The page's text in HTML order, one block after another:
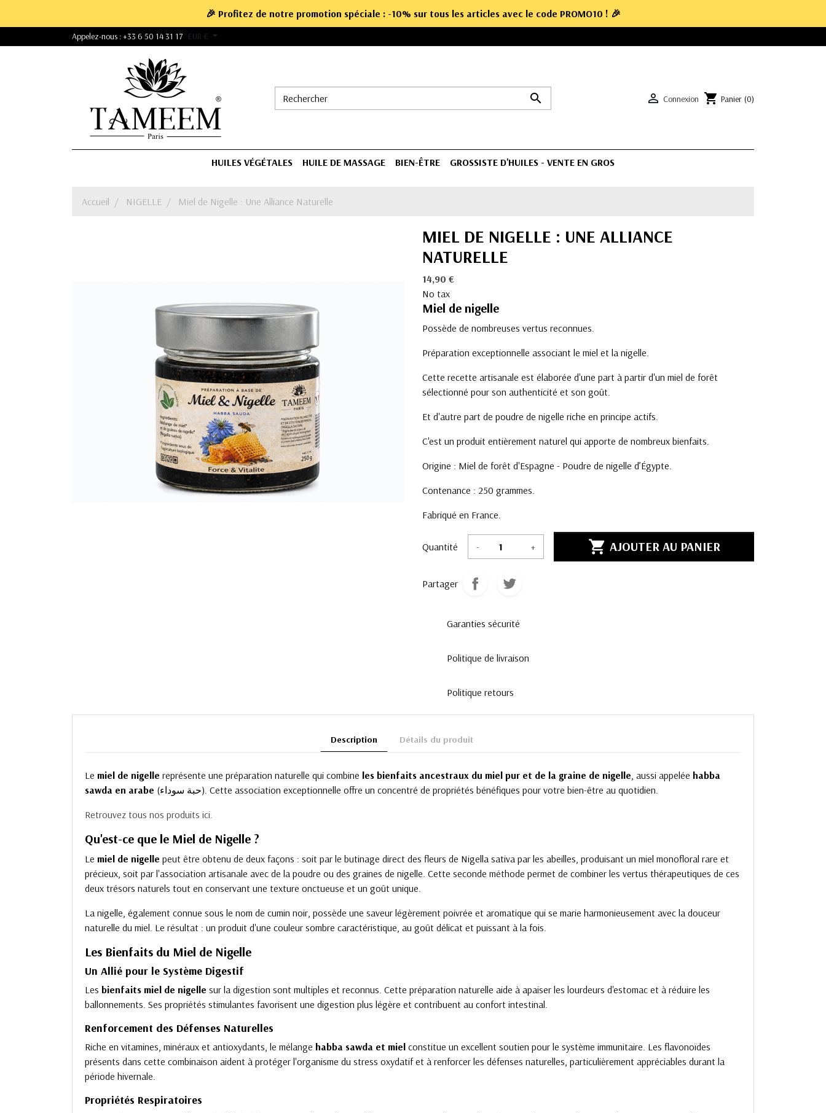
🎉 Profitez de notre promotion spéciale : -10% sur tous les articles avec le code PROMO10 ! 🎉
Appelez-nous :+33 6 50 14 31 17 EUR €
  Connexion shopping_cart Panier (0)
HUILES VÉGÉTALES HUILE DE MASSAGE BIEN-ÊTRE GROSSISTE D'HUILES - VENTE EN GROS
Accueil NIGELLE Miel de Nigelle : Une Alliance Naturelle
MIEL DE NIGELLE : UNE ALLIANCE
NATURELLE
14,90 €
No tax
Miel de nigelle
Possède de nombreuses vertus reconnues.
Préparation exceptionnelle associant le miel et la nigelle.
Cette recette artisanale est élaborée d'une part à partir d'un miel de forêt
sélectionné pour son authenticité et son goût.
Et d'autre part de poudre de nigelle riche en principe actifs.
C'est un produit entièrement naturel qui apporte de nombreux bienfaits.
Origine : Miel de forêt d'Espagne - Poudre de nigelle d’Égypte.
Contenance : 250 grammes.
Fabriqué en France.
Quantité - +  AJOUTER AU PANIER
Partager
Garanties sécurité
Politique de livraison
Politique retours
Description Détails du produit
Le miel de nigelle représente une préparation naturelle qui combine les bienfaits ancestraux du miel pur et de la graine de nigelle, aussi appelée habba
sawda en arabe
(حبة سوداء). Cette association exceptionnelle offre un concentré de propriétés bénéfiques pour votre bien-être au quotidien.
Retrouvez tous nos produits ici.
Qu'est-ce que le Miel de Nigelle ?
Le miel de nigelle peut être obtenu de deux façons : soit par le butinage direct des fleurs de Nigella sativa par les abeilles, produisant un miel monofloral rare et
précieux, soit par l'association artisanale avec de la poudre ou des graines de nigelle. Cette seconde méthode permet de combiner les vertus thérapeutiques de ces
deux trésors naturels tout en conservant une texture onctueuse et un goût unique.
La nigelle, également connue sous le nom de cumin noir, possède une saveur légèrement poivrée et aromatique qui se marie harmonieusement avec la douceur
naturelle du miel. Le résultat : un produit d'une couleur sombre caractéristique, au goût délicat et puissant à la fois.
Les Bienfaits du Miel de Nigelle
Un Allié pour le Système Digestif
Les bienfaits miel de nigelle sur la digestion sont multiples et reconnus. Cette préparation naturelle aide à apaiser les lourdeurs d'estomac et à réduire les
ballonnements. Ses propriétés stimulantes favorisent une digestion plus légère et contribuent au confort intestinal.
Renforcement des Défenses Naturelles
Riche en vitamines, minéraux et antioxydants, le mélange habba sawda et miel constitue un excellent soutien pour le système immunitaire. Les flavonoïdes
présents dans cette combinaison aident à protéger l'organisme du stress oxydatif et à renforcer les défenses naturelles, particulièrement appréciables durant la
période hivernale.
Propriétés Respiratoires